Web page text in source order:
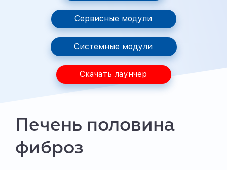
Сервисные модули
Системные модули
Скачать лаунчер
Печень половина
фиброз